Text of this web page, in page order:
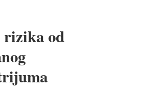
rizika od